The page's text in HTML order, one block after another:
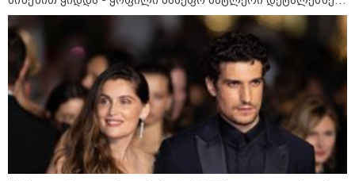
ზეწარგადაფარებული შვილი არ
უნახავს - ჩემი აზრით, ანასტასია
ბერუაშვილსაც დაიჭერენ
ანდრია ჯაღმაიძე - სიმართლე
გაცხადდება და თავად ამხელს
მათ, ვინც სცადა, უბედური და
სამწუხარო, მგრძნობიარე ამბავი
ეკლესიის დასაკნინებლად
გამოეყენებინა - ეკლესიას
უკრაინაში მებრძოლ
ადამიანთათვის რაიმე
შემზღუდავი ნორმა არასდროს
დაუდგენია
საკუთარ წიგნში საუბრობს